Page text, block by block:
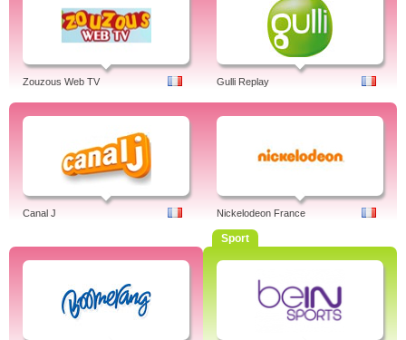
Zouzous Web TV Gulli Replay
Canal J Nickelodeon France
Sport